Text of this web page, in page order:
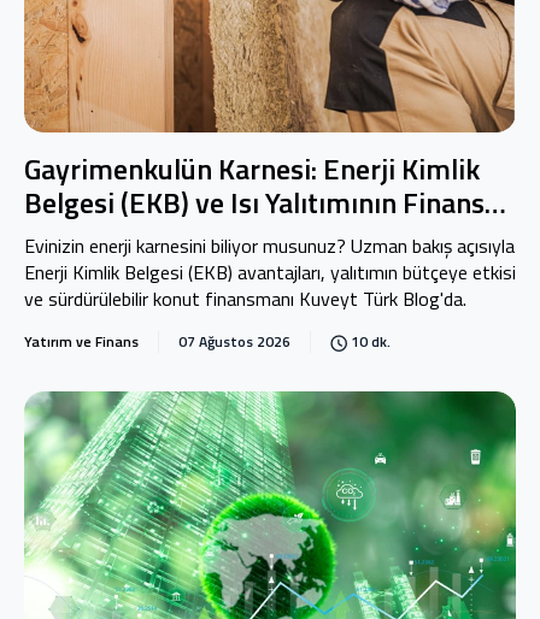
Gayrimenkulün Karnesi: Enerji Kimlik
Belgesi (EKB) ve Isı Yalıtımının Finansal
Stratejisi
Evinizin enerji karnesini biliyor musunuz? Uzman bakış açısıyla
Enerji Kimlik Belgesi (EKB) avantajları, yalıtımın bütçeye etkisi
ve sürdürülebilir konut finansmanı Kuveyt Türk Blog'da.
Yatırım ve Finans 07 Ağustos 2026 10 dk.